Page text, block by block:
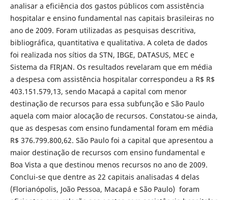
analisar a eficiência dos gastos públicos com assistência
hospitalar e ensino fundamental nas capitais brasileiras no
ano de 2009. Foram utilizadas as pesquisas descritiva,
bibliográfica, quantitativa e qualitativa. A coleta de dados
foi realizada nos sítios da STN, IBGE, DATASUS, MEC e
Sistema da FIRJAN. Os resultados revelaram que em média
a despesa com assistência hospitalar correspondeu a R$ R$
403.151.579,13, sendo Macapá a capital com menor
destinação de recursos para essa subfunção e São Paulo
aquela com maior alocação de recursos. Constatou-se ainda,
que as despesas com ensino fundamental foram em média
R$ 376.799.800,62. São Paulo foi a capital que apresentou a
maior destinação de recursos com ensino fundamental e
Boa Vista a que destinou menos recursos no ano de 2009.
Conclui-se que dentre as 22 capitais analisadas 4 delas
(Florianópolis, João Pessoa, Macapá e São Paulo) foram